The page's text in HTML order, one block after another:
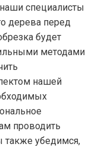
специалисты
дерева перед
будет
методами
нашей
проводить
также убедимся,